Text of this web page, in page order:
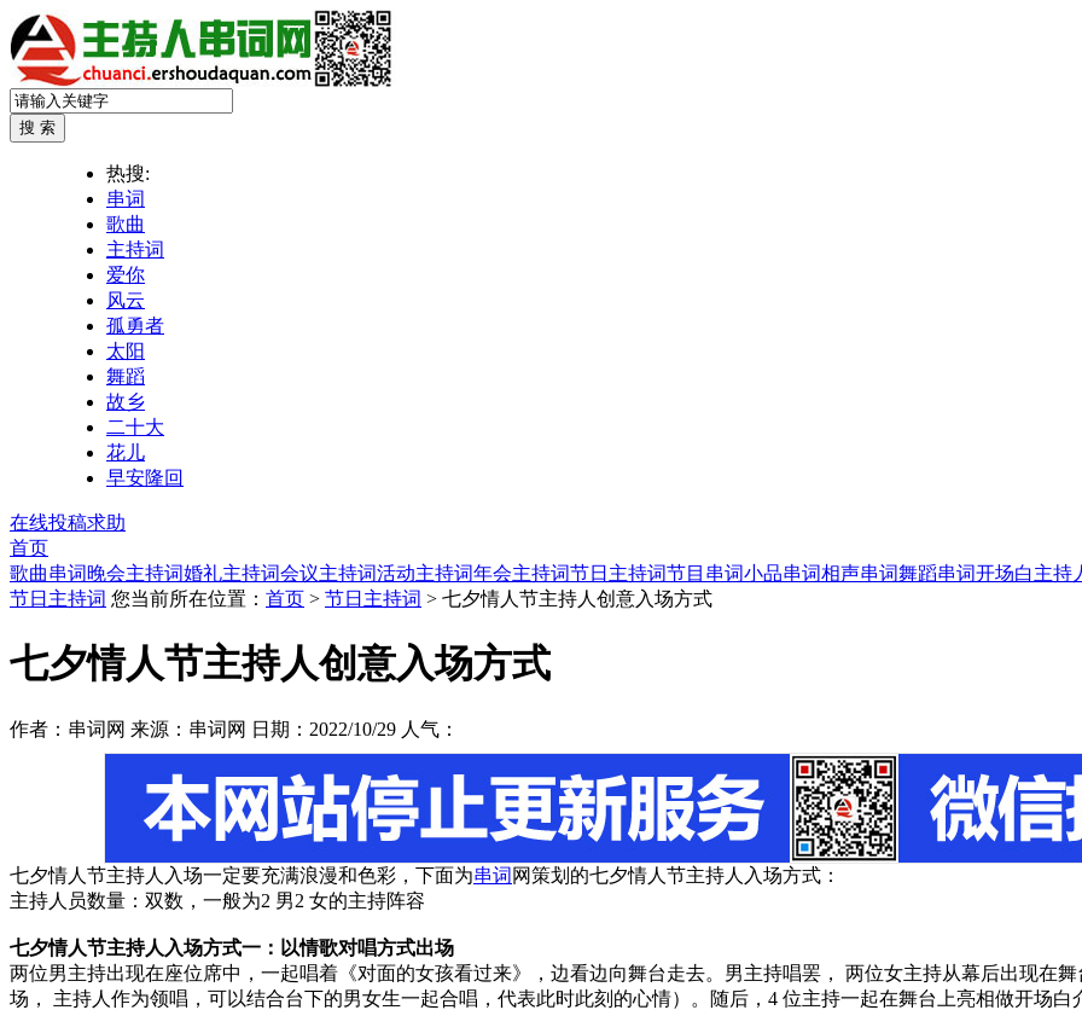
热搜:
串词
歌曲
主持词
爱你
风云
孤勇者
太阳
舞蹈
故乡
二十大
花儿
早安隆回
在线投稿求助
首页
歌曲串词晚会主持词婚礼主持词会议主持词活动主持词年会主持词节日主持词节目串词小品串词相声串词舞蹈串词开场白主持
节日主持词 您当前所在位置： 首页 > 节日主持词 > 七夕情人节主持人创意入场方式
七夕情人节主持人创意入场方式
作者：串词网 来源：串词网 日期：2022/10/29 人气：
七夕情人节主持人入场一定要充满浪漫和色彩，下面为串词 网策划的七夕情人节主持人入场方式：
主持人员数量：双数，一般为2 男2 女的主持阵容
七夕情人节主持人入场方式一：以情歌对唱方式出场
两位男主持出现在座位席中，一起唱着《对面的女孩看过来》，边看边向舞台走去。男主持唱罢， 两位女主持从幕后出现在
场， 主持人作为领唱，可以结合台下的男女生一起合唱，代表此时此刻的心情）。随后，4 位主持一起在舞台上亮相做开场白